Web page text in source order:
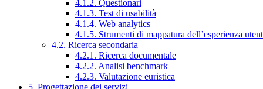
4.1.2. Questionari
4.1.3. Test di usabilità
4.1.4. Web analytics
4.1.5. Strumenti di mappatura dell’esperienza
4.2. Ricerca secondaria
4.2.1. Ricerca documentale
4.2.2. Analisi benchmark
4.2.3. Valutazione euristica
5. Progettazione dei servizi